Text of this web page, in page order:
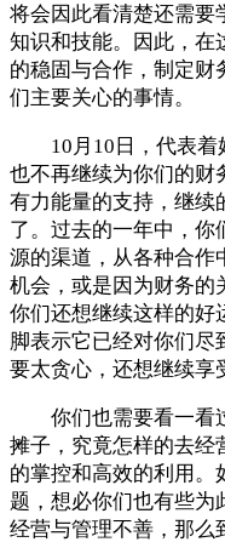
将会因此看清楚还需要
知识和技能。因此，在
的稳固与合作，制定财
们主要关心的事情。
10月10日，代表着
也不再继续为你们的财
有力能量的支持，继续
了。过去的一年中，你
源的渠道，从各种合作
机会，或是因为财务的
你们还想继续这样的好
脚表示它已经对你们尽
要太贪心，还想继续享
你们也需要看一看
摊子，究竟怎样的去经
的掌控和高效的利用。
题，想必你们也有些为
经营与管理不善，那么